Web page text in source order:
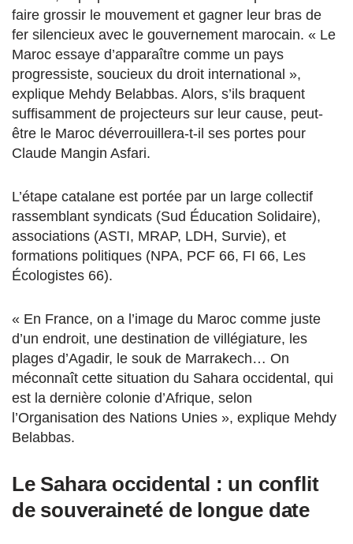
faire grossir le mouvement et gagner leur bras de
fer silencieux avec le gouvernement marocain. « Le
Maroc essaye d’apparaître comme un pays
progressiste, soucieux du droit international »,
explique Mehdy Belabbas. Alors, s’ils braquent
suffisamment de projecteurs sur leur cause, peut-
être le Maroc déverrouillera-t-il ses portes pour
Claude Mangin Asfari.
L’étape catalane est portée par un large collectif
rassemblant syndicats (Sud Éducation Solidaire),
associations (ASTI, MRAP, LDH, Survie), et
formations politiques (NPA, PCF 66, FI 66, Les
Écologistes 66).
« En France, on a l’image du Maroc comme juste
d’un endroit, une destination de villégiature, les
plages d’Agadir, le souk de Marrakech… On
méconnaît cette situation du Sahara occidental, qui
est la dernière colonie d’Afrique, selon
l’Organisation des Nations Unies », explique Mehdy
Belabbas.
Le Sahara occidental : un conflit
de souveraineté de longue date